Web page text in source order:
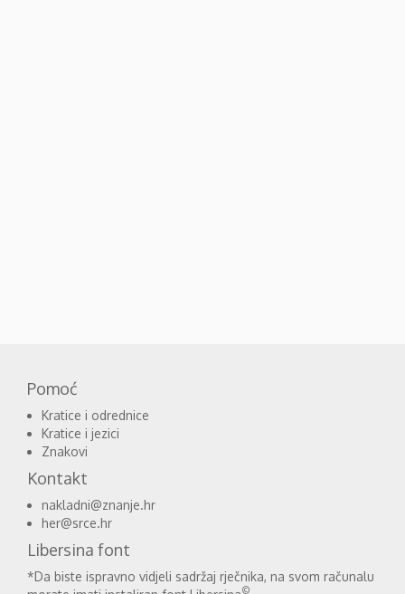
Pomoć
Kratice i odrednice
Kratice i jezici
Znakovi
Kontakt
nakladni@znanje.hr
her@srce.hr
Libersina font
*Da biste ispravno vidjeli sadržaj rječnika, na svom računalu
©